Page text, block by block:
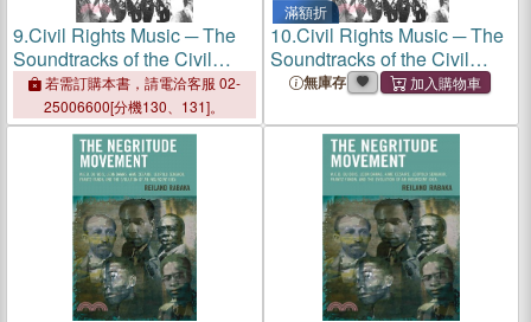
9.Civil Rights Music ─ The
Soundtracks of the Civil
Rights Movement
若需訂購本書，請電洽客服 02-
25006600[分機130、131]。
滿額折
10.Civil Rights Music ─ The
Soundtracks of the Civil
Rights Movement
無庫存